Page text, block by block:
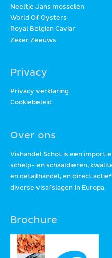
Neeltje Jans mosselen
World Of Oysters
Royal Belgian Caviar
Zeker Zeeuws
Privacy
Privacy verklaring
Cookiebeleid
Over ons
Vishandel Schot is een import
schelp- en schaaldieren,
en detailhandel, en direct
diverse visafslagen in Europa.
Brochure